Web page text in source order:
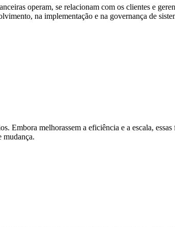
operam, se relacionam com os clientes e
na implementação e na governança de
melhorassem a eficiência e a escala, essas
mudança.